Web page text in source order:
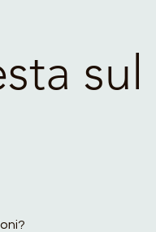
sul